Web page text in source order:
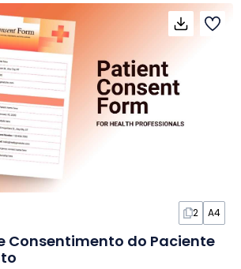
2 A4
Consentimento do Paciente